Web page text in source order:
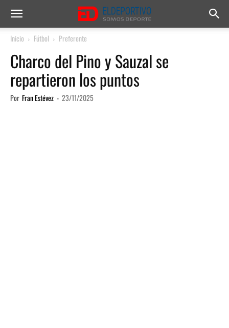
Inicio Fútbol Preferente
Charco del Pino y Sauzal se
repartieron los puntos
Por Fran Estévez - 23/11/2025